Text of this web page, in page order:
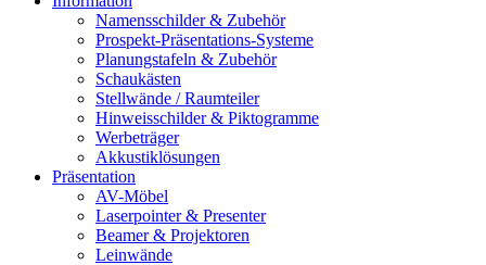
Namensschilder & Zubehör
Prospekt-Präsentations-Systeme
Planungstafeln & Zubehör
Schaukästen
Stellwände / Raumteiler
Hinweisschilder & Piktogramme
Werbeträger
Akkustiklösungen
Präsentation
AV-Möbel
Laserpointer & Presenter
Beamer & Projektoren
Leinwände